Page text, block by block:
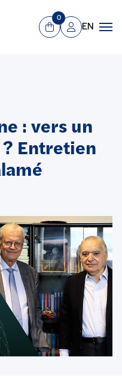
Panier
0
Mon compte
EN
: vers un
Entretien